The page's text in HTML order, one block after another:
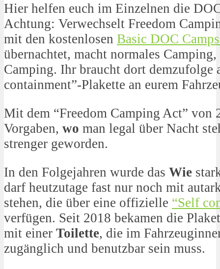
Hier helfen euch im Einzelnen die
Achtung: Verwechselt Freedom
mit den kostenlosen Basic DOC
übernachtet, macht normales
Camping. Ihr braucht dort demzufolge
containment”-Plakette an eurem
Mit dem “Freedom Camping Act” von
Vorgaben, wo man legal über Nacht
strenger geworden.
In den Folgejahren wurde das Wie
darf heutzutage fast nur noch mit
stehen, die über eine offizielle “Self
verfügen. Seit 2018 bekamen die
mit einer Toilette, die im
zugänglich und benutzbar sein muss.